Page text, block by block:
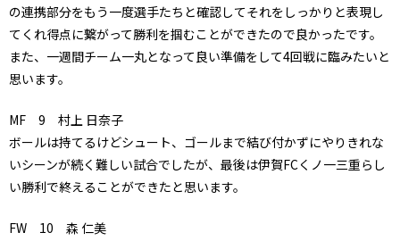
の連携部分をもう一度選手たちと確認してそれをしっかりと表現し
てくれ得点に繋がって勝利を掴むことができたので良かったです。
また、一週間チーム一丸となって良い準備をして4回戦に臨みたいと
思います。
MF 9 村上 日奈子
ボールは持てるけどシュート、ゴールまで結び付かずにやりきれな
いシーンが続く難しい試合でしたが、最後は伊賀FCくノ一三重らし
い勝利で終えることができたと思います。
FW 10 森 仁美